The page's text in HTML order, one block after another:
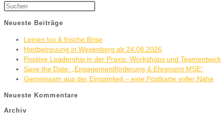
Neueste Beiträge
Leinen los & frische Brise
Hortbetreuung in Wesenberg ab 24.08.2026
Positive Leadership in der Praxis: Workshops und
Save the Date: „Engagementförderung & Ehrenamt MSE“
Gemeinsam aus der Einsamkeit – eine Postkarte voller Nähe
Neueste Kommentare
Archiv